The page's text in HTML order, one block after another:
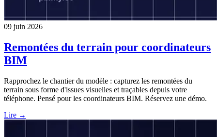
09 juin 2026
Remontées du terrain pour coordinateurs
BIM
Rapprochez le chantier du modèle : capturez les remontées du
terrain sous forme d'issues visuelles et traçables depuis votre
téléphone. Pensé pour les coordinateurs BIM. Réservez une démo.
Lire →